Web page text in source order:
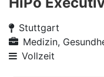
Stuttgart
Medizin,
Vollzeit